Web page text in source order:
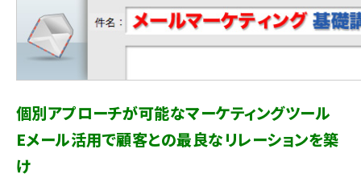
meo (1279)
llmo (1167)
個別アプローチが可能なマーケティングツール
Eメール活用で顧客との最良なリレーションを築
け